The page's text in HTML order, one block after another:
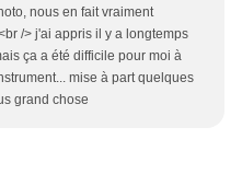
nous en fait vraiment
/> j'ai appris il y a longtemps
ça a été difficile pour moi à
mise à part quelques
grand chose